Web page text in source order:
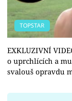
TOPSTAR
EXKLUZIVNÍ
o uprchlících a
svalouš opravdu